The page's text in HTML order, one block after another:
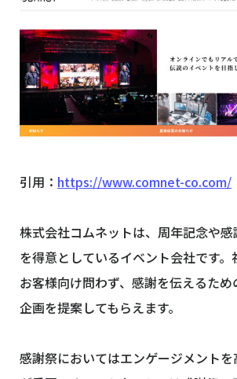
引用： https://www.comnet-co.com/
株式会社コムネットは、周年記念や
を得意としているイベント会社です
お客様向け問わず、感謝を伝えるた
企画を提案してもらえます。
感謝祭においてはエンゲージメントを